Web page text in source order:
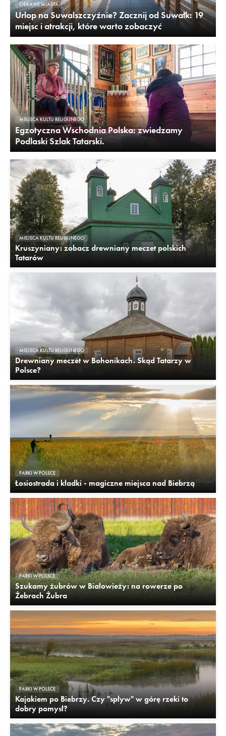
CIEKAWE MIASTA
Urlop na Suwalszczyźnie? Zacznij od Suwałk: 19
miejsc i atrakcji, które warto zobaczyć
MIEJSCA KULTU RELIGIJNEGO
Egzotyczna Wschodnia Polska: zwiedzamy
Podlaski Szlak Tatarski.
MIEJSCA KULTU RELIGIJNEGO
Kruszyniany: zobacz drewniany meczet polskich
Tatarów
MIEJSCA KULTU RELIGIJNEGO
Drewniany meczet w Bohonikach. Skąd Tatarzy w
Polsce?
PARKI W POLSCE
Łosiostrada i kładki - magiczne miejsca nad Biebrzą
PARKI W POLSCE
Szukamy żubrów w Białowieży: na rowerze po
Żebrach Żubra
PARKI W POLSCE
Kajakiem po Biebrzy. Czy "spływ" w górę rzeki to
dobry pomysł?